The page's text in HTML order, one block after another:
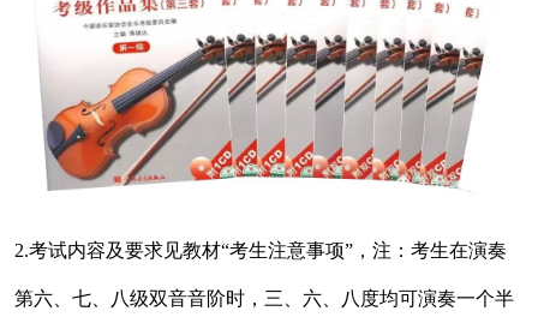
2.考试内容及要求见教材“考生注意事项”，注：考生在演奏
第六、七、八级双音音阶时，三、六、八度均可演奏一个半